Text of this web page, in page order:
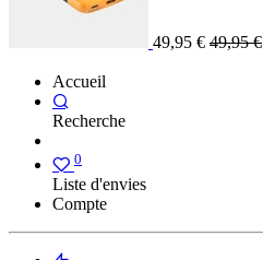
49,95 € 49,95€
Accueil
Recherche
0
Liste d'envies
Compte